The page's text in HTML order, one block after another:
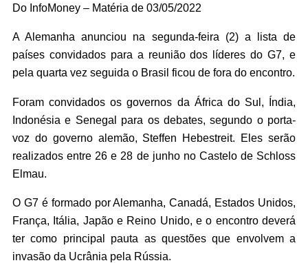
Do InfoMoney – Matéria de 03/05/2022
A Alemanha anunciou na segunda-feira (2) a lista de
países convidados para a reunião dos líderes do G7, e
pela quarta vez seguida o Brasil ficou de fora do encontro.
Foram convidados os governos da África do Sul, Índia,
Indonésia e Senegal para os debates, segundo o porta-
voz do governo alemão, Steffen Hebestreit. Eles serão
realizados entre 26 e 28 de junho no Castelo de Schloss
Elmau.
O G7 é formado por Alemanha, Canadá, Estados Unidos,
França, Itália, Japão e Reino Unido, e o encontro deverá
ter como principal pauta as questões que envolvem a
invasão da Ucrânia pela Rússia.